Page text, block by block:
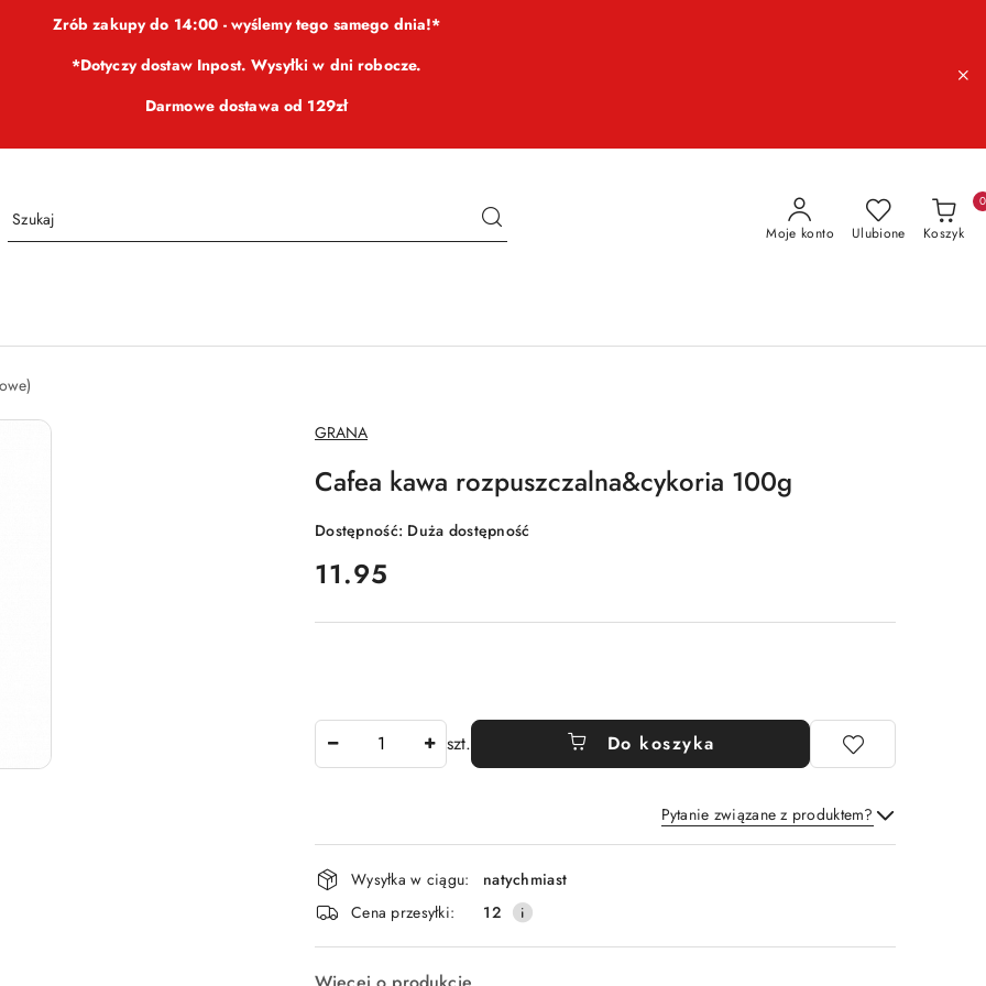
Zrób zakupy do 14:00 - wyślemy tego samego dnia!*
*Dotyczy dostaw Inpost. Wysyłki w dni robocze.
Darmowe dostawa od 129zł
Moje konto Ulubione Koszyk
0
NAZWA
PRODUCENTA:
GRANA
Cafea kawa rozpuszczalna&cykoria 100g
Dostępność: Duża dostępność
cena:
11.95
szt. Do koszyka
Pytanie związane z produktem?
Wyślij
Dostępność
i
dostawa
Wysyłka w ciągu:
natychmiast
Cena przesyłki:
12